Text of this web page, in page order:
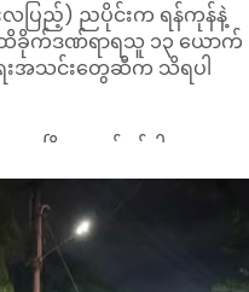
လပြည့်) ညပိုင်းက ရန်ကုန်နဲ့
ခိုက်ဒဏ်ရာရသူ ၁၃ ယောက်
အသင်းတွေဆီက သိရပါ
ားမြို့၊ လက်ပန်ခါးလှ
ကျင်က ပံ့သကူကောက်နေတဲ့
ဆိုင်ကယ် တစီးက ဝင်ရောက်
ပရဟိတအသင်းမှ တာဝန်ရှိ